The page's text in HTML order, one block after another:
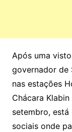
Após uma
governador de
nas estações
Chácara
setembro,
sociais onde